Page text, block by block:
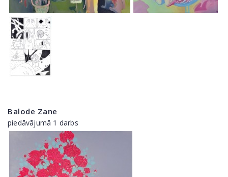
Balode Zane
piedāvājumā 1 darbs